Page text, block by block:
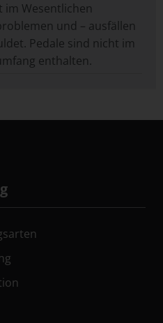
im Wesentlichen
und – ausfällen
Pedale sind nicht im
enthalten.